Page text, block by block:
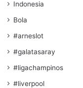
Indonesia
Bola
#arneslot
#galatasaray
#ligachampinos
#liverpool